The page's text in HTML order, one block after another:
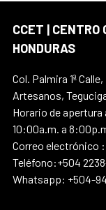
CCET | CENTRO
HONDURAS
Col. Palmira 1ª
Artesanos,
Horario de apertura
10:00a.m. a
Correo electrónico
Teléfono:+504
Whatsapp: +504-